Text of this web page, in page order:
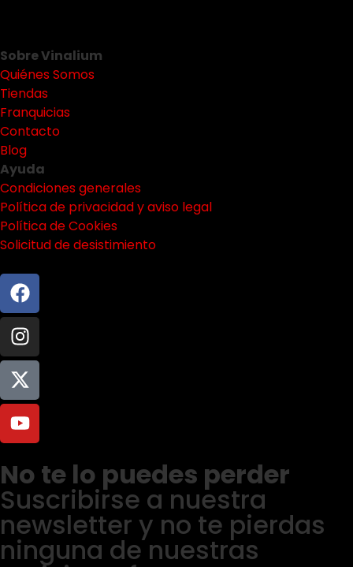
Sobre Vinalium
Quiénes Somos
Tiendas
Franquicias
Contacto
Blog
Ayuda
Condiciones generales
Política de privacidad y aviso legal
Política de Cookies
Solicitud de desistimiento
No te lo puedes perder
Suscribirse a nuestra
newsletter y no te pierdas
ninguna de nuestras